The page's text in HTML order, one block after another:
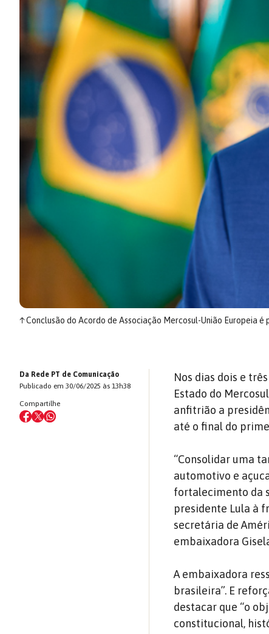
↑Conclusão do Acordo de Associação Mercosul-União Europeia
Da Rede PT de Comunicação
Publicado em 30/06/2025 às 13h38
Compartilhe
Nos dias dois e
Estado do
anfitrião a
até o final do
“Consolidar uma
automotivo e
fortalecimento da
presidente Lula à
secretária de
embaixadora
A embaixadora
brasileira”. E
destacar que “o
constitucional,